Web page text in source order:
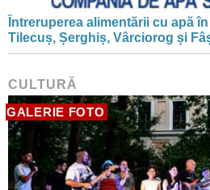
Întreruperea alimentării cu apă
Tilecuș, Șerghiș, Vârciorog și
CULTURĂ
GALERIE FOTO